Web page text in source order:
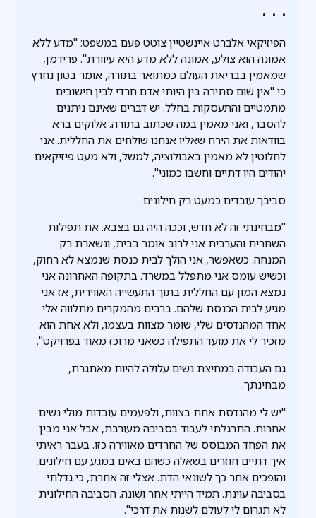
• • •
הפיזיקאי אלברט איינשטיין צוטט פעם במשפט: "מדע ללא
אמונה הוא צולע, אמונה ללא מדע היא עיוורת". פרידמן,
שמאמין בבריאת העולם כמתואר בתורה, אומר בטון נחרץ
כי "אין שום סתירה בין היותי אדם חרדי לבין חישובים
מתמטיים והתעסקות בחלל. יש דברים שאינם ניתנים
להסבר, ואני מאמין במה שכתוב בתורה. אלוקים ברא
בוודאות את הירח שאליו אנחנו שולחים את החללית. אני
לחלוטין לא מאמין באבולוציה, למשל, ולא מעט פיזיקאים
יהודים היו דתיים וחשבו כמוני".
סביבך עובדים כמעט רק חילונים.
"מבחינתי זה לא חדש, וככה היה גם בצבא. את תפילות
השחרית והערבית אני לרוב אומר בבית, ונשארת רק
המנחה. כשאפשר, אני הולך לבית כנסת שנמצא לא רחוק,
וכשיש עומס אני מתפלל במשרד. בתקופה האחרונה אני
נמצא המון עם החללית בתוך התעשייה האווירית, אז אני
מגיע לבית הכנסת שלהם. ברבים מהמקרים מתלווה אלי
אחד המהנדסים שלי, שומר מצוות בעצמו, ולא אחת הוא
מזכיר לי את מועד התפילה כשאני מרוכז מאוד בפרויקט".
גם העבודה במחיצת נשים עלולה להיות מאתגרת,
מבחינתך.
"יש לי מהנדסת אחת בצוות, ולפעמים עובדות מולי נשים
אחרות. התרגלתי לעבוד בסביבה מעורבת, אבל אני מבין
את הפחד המבוסס של החרדים מאווירה כזו. בעבר ראיתי
איך דתיים חוזרים בשאלה כשהם באים במגע עם חילונים,
והופכים אחר כך לשונאי הדת. אצלי זה אחרת, כי גדלתי
בסביבה עוינת. תמיד הייתי אחר ושונה. הסביבה החילונית
לא תגרום לי לעולם לשנות את דרכי".